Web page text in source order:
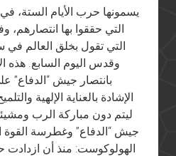
يسمونها حرب الأيام الستة،
التي حققوا بها انتصارهم،
التي تقول بخلق العالم في
وقدس اليوم السابع. هذه
بانتصار جيش “الدفاع”
الإشادة بالعناية الإلهية
ليتم دون مباركة الرب
الهولوكوست: منذ أن ازدادت